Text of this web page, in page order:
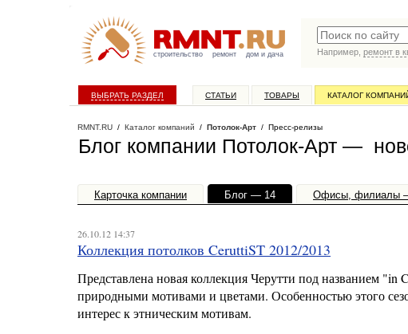
строительство ремонт дом и дача
Например, ремонт в
ВЫБРАТЬ РАЗДЕЛ СТАТЬИ ТОВАРЫ КАТАЛОГ
RMNT.RU / Каталог компаний / Потолок-Арт / Пресс-релизы
Блог компании Потолок-Арт —
Карточка компании Блог — 14 Офисы, филиалы
26.10.12 14:37
Коллекция потолков CeruttiST 2012/2013
Представлена новая коллекция Черутти под названием
природными мотивами и цветами. Особенностью этого
интерес к этническим мотивам.